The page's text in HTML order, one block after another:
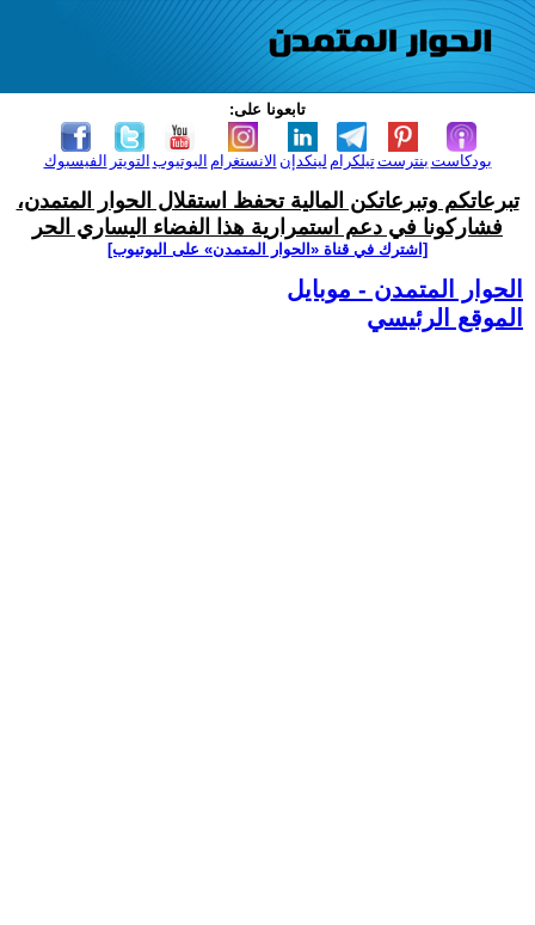
تابعونا على:
الفيسبوك التويتر اليوتيوب الانستغرام لينكدإن تيلكرامبنترست بودكاست
تبرعاتكم وتبرعاتكن المالية تحفظ استقلال الحوار المتمدن،
فشاركونا في دعم استمرارية هذا الفضاء اليساري الحر
[اشترك في قناة ‫«الحوار المتمدن» على اليوتيوب]
الحوار المتمدن - موبايل
الموقع الرئيسي